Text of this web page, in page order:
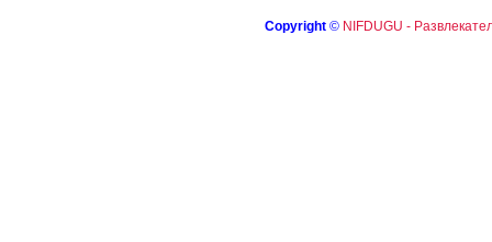
Copyright © NIFDUGU -